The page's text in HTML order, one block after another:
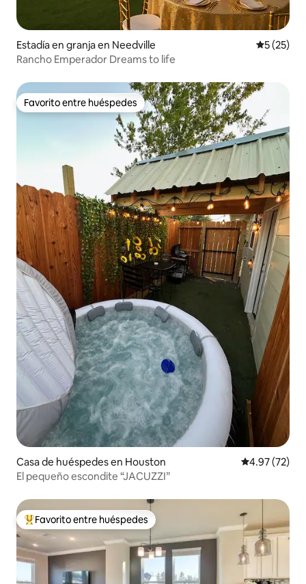
Estadía en granja en Needville
5 (25)
Rancho Emperador Dreams to life
Favorito entre huéspedes
Favorito entre huéspedes
Casa de huéspedes en Houston Calificación
4.97 (72)
El pequeño escondite “JACUZZI”
Favorito entre huéspedes preferido
Favorito entre huéspedes